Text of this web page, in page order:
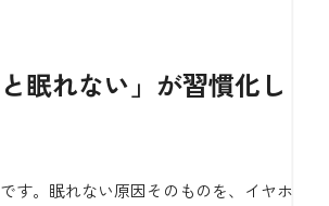
と眠れない」が習慣化し
す。眠れない原因そのものを、イヤホ